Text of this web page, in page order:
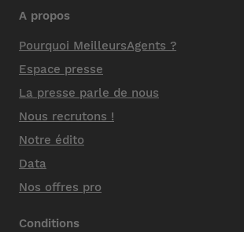
A propos
Pourquoi MeilleursAgents ?
Espace presse
La presse parle de nous
Nous recrutons !
Notre édito
Data
Nos offres pro
Conditions